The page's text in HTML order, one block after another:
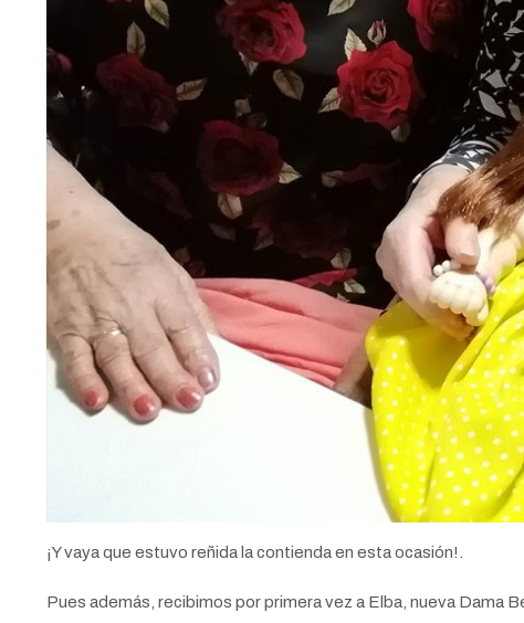
¡Y vaya que estuvo reñida la contienda en esta ocasión!.
Pues además, recibimos por primera vez a Elba, nueva Dama